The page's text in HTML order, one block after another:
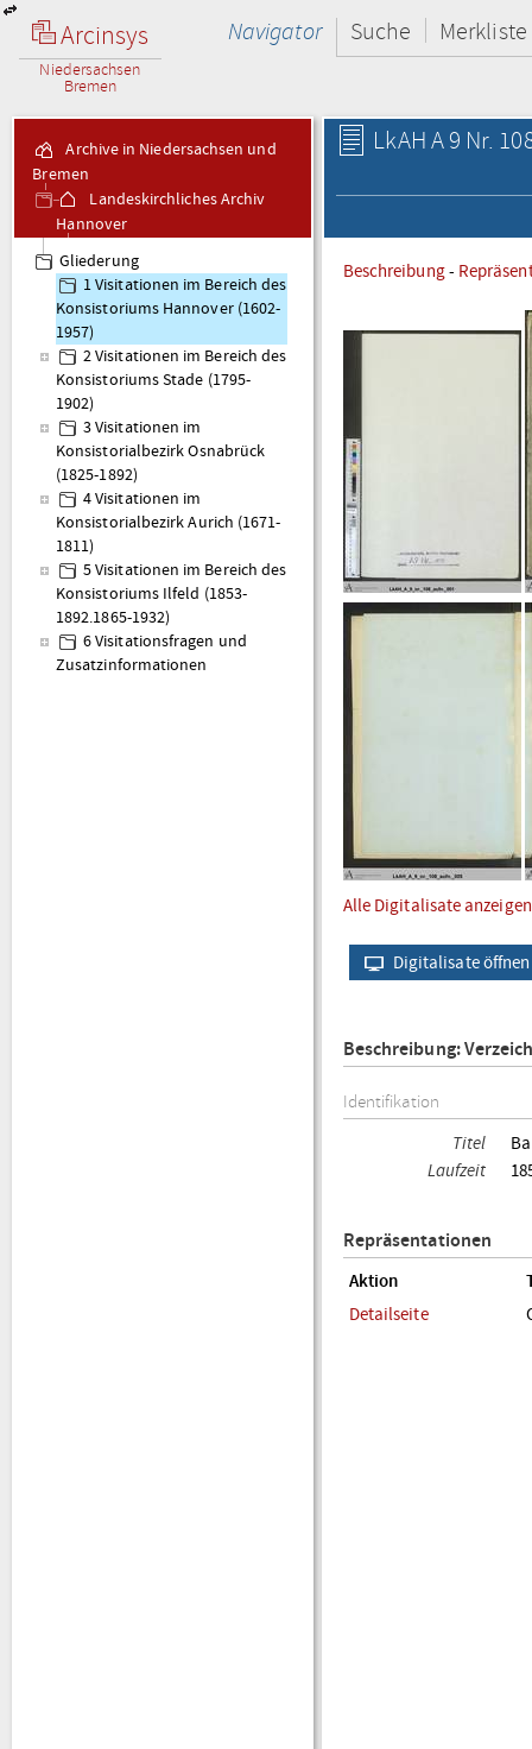
Arcinsys
Niedersachsen
Bremen
Navigator Suche Merkliste
Archive in Niedersachsen und
Bremen
Landeskirchliches Archiv
Hannover
Gliederung
1 Visitationen im Bereich des
Konsistoriums Hannover (1602-
1957)
2 Visitationen im Bereich des
Konsistoriums Stade (1795-
1902)
3 Visitationen im
Konsistorialbezirk Osnabrück
(1825-1892)
4 Visitationen im
Konsistorialbezirk Aurich (1671-
1811)
5 Visitationen im Bereich des
Konsistoriums Ilfeld (1853-
1892.1865-1932)
6 Visitationsfragen und
Zusatzinformationen
LkAH A 9 Nr.
Beschreibung-
Alle Digitalisate
Digitalisate öffnen
Beschreibung:
Identifikation
Titel
Laufzeit
Repräsentationen
Aktion
Detailseite